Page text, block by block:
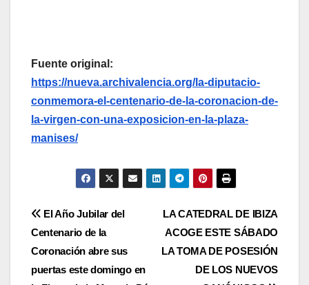
Fuente original:
https://nueva.archivalencia.org/la-diputacio-
conmemora-el-centenario-de-la-coronacion-de-
la-virgen-con-una-exposicion-en-la-plaza-
manises/
Navegación
de
entradas
LA CATEDRAL DE IBIZA
ACOGE ESTE SÁBADO
LA TOMA DE POSESIÓN
DE LOS NUEVOS
El Año Jubilar del
Centenario de la
Coronación abre sus
puertas este domingo en